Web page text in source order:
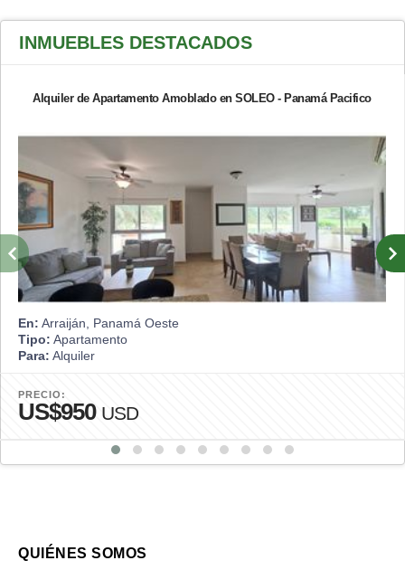
INMUEBLES DESTACADOS
Alquiler de Apartamento Amoblado en SOLEO - Panamá Pacifico
En: Arraiján, Panamá Oeste
Tipo: Apartamento
Para: Alquiler
PRECIO:
US$950 USD
QUIÉNES SOMOS